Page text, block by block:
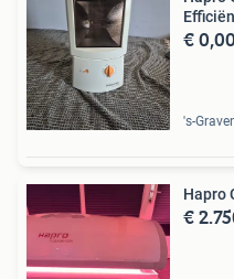
€ 0,00
's-
Hapro
€